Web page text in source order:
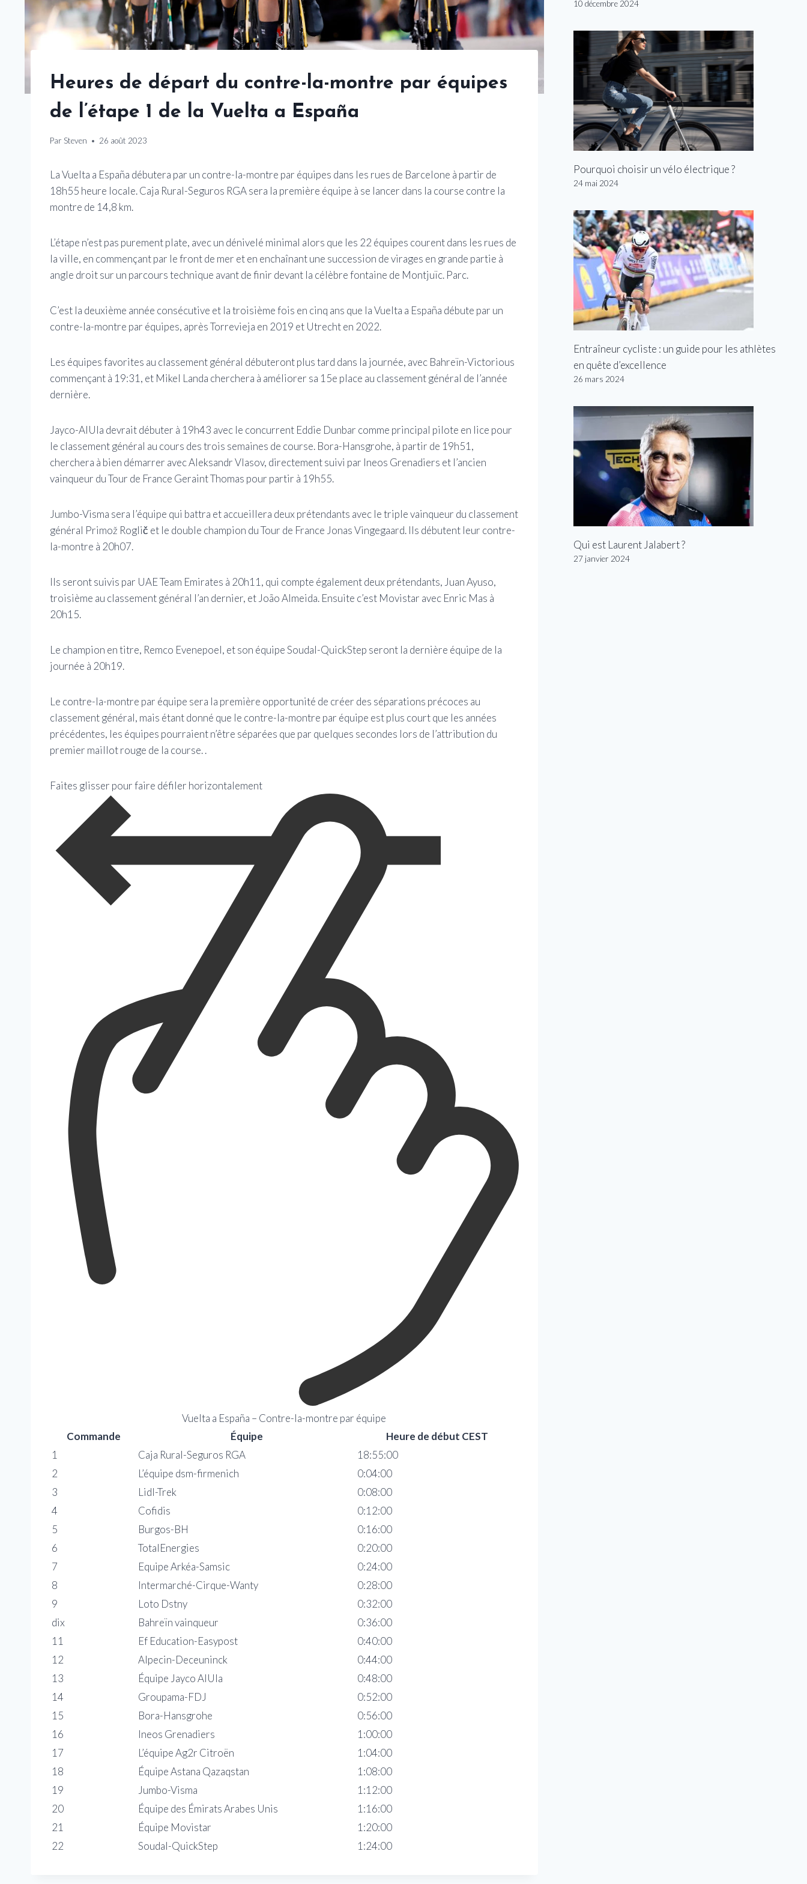
Heures de départ du contre-la-montre par équipes
de l’étape 1 de la Vuelta a España
Par Steven 26 août 2023
La Vuelta a España débutera par un contre-la-montre par équipes dans les rues de Barcelone à partir de
18h55 heure locale. Caja Rural-Seguros RGA sera la première équipe à se lancer dans la course contre la
montre de 14,8 km.
L’étape n’est pas purement plate, avec un dénivelé minimal alors que les 22 équipes courent dans les rues de
la ville, en commençant par le front de mer et en enchaînant une succession de virages en grande partie à
angle droit sur un parcours technique avant de finir devant la célèbre fontaine de Montjuïc. Parc.
C’est la deuxième année consécutive et la troisième fois en cinq ans que la Vuelta a España débute par un
contre-la-montre par équipes, après Torrevieja en 2019 et Utrecht en 2022.
Les équipes favorites au classement général débuteront plus tard dans la journée, avec Bahreïn-Victorious
commençant à 19:31, et Mikel Landa cherchera à améliorer sa 15e place au classement général de l’année
dernière.
Jayco-AlUla devrait débuter à 19h43 avec le concurrent Eddie Dunbar comme principal pilote en lice pour
le classement général au cours des trois semaines de course. Bora-Hansgrohe, à partir de 19h51,
cherchera à bien démarrer avec Aleksandr Vlasov, directement suivi par Ineos Grenadiers et l’ancien
vainqueur du Tour de France Geraint Thomas pour partir à 19h55.
Jumbo-Visma sera l’équipe qui battra et accueillera deux prétendants avec le triple vainqueur du classement
général Primož Roglič et le double champion du Tour de France Jonas Vingegaard. Ils débutent leur contre-
la-montre à 20h07.
Ils seront suivis par UAE Team Emirates à 20h11, qui compte également deux prétendants, Juan Ayuso,
troisième au classement général l’an dernier, et João Almeida. Ensuite c’est Movistar avec Enric Mas à
20h15.
Le champion en titre, Remco Evenepoel, et son équipe Soudal-QuickStep seront la dernière équipe de la
journée à 20h19.
Le contre-la-montre par équipe sera la première opportunité de créer des séparations précoces au
classement général, mais étant donné que le contre-la-montre par équipe est plus court que les années
précédentes, les équipes pourraient n’être séparées que par quelques secondes lors de l’attribution du
premier maillot rouge de la course. .
Faites glisser pour faire défiler horizontalement
Vuelta a España – Contre-la-montre par équipe
Commande
Équipe
Heure de début CEST
1
Caja Rural-Seguros RGA
18:55:00
2
L’équipe dsm-firmenich
0:04:00
3
Lidl-Trek
0:08:00
4
Cofidis
0:12:00
5
Burgos-BH
0:16:00
6
TotalEnergies
0:20:00
7
Equipe Arkéa-Samsic
0:24:00
8
Intermarché-Cirque-Wanty
0:28:00
9
Loto Dstny
0:32:00
dix
Bahreïn vainqueur
0:36:00
11
Ef Education-Easypost
0:40:00
12
Alpecin-Deceuninck
0:44:00
13
Équipe Jayco AlUla
0:48:00
14
Groupama-FDJ
0:52:00
15
Bora-Hansgrohe
0:56:00
16
Ineos Grenadiers
1:00:00
17
L’équipe Ag2r Citroën
1:04:00
18
Équipe Astana Qazaqstan
1:08:00
19
Jumbo-Visma
1:12:00
20
Équipe des Émirats Arabes Unis
1:16:00
21
Équipe Movistar
1:20:00
22
Soudal-QuickStep 1:24:00
10 décembre 2024
Pourquoi choisir un vélo électrique ?
24 mai 2024
Entraîneur cycliste : un guide pour les athlètes
en quête d’excellence
26 mars 2024
Qui est Laurent Jalabert ?
27 janvier 2024